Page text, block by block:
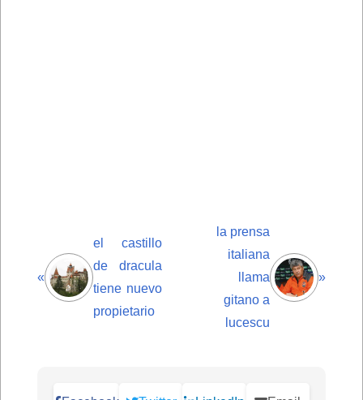
«
el castillo
de dracula
tiene nuevo
propietario
la prensa
italiana
llama
gitano a
lucescu
»